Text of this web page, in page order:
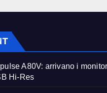
A80V: arrivano i
Hi-Res